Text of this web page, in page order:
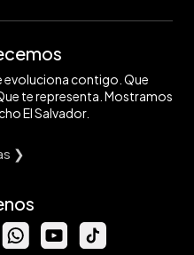
evoluciona contigo. Que
te representa. Mostramos
El Salvador.
❯